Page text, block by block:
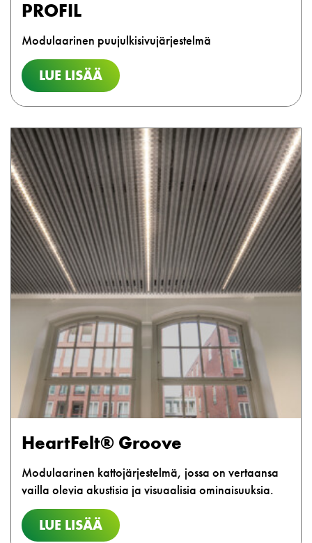
PROFIL
Modulaarinen puujulkisivujärjestelmä
LUE LISÄÄ
HeartFelt® Groove
Modulaarinen kattojärjestelmä, jossa on vertaansa
vailla olevia akustisia ja visuaalisia ominaisuuksia.
LUE LISÄÄ